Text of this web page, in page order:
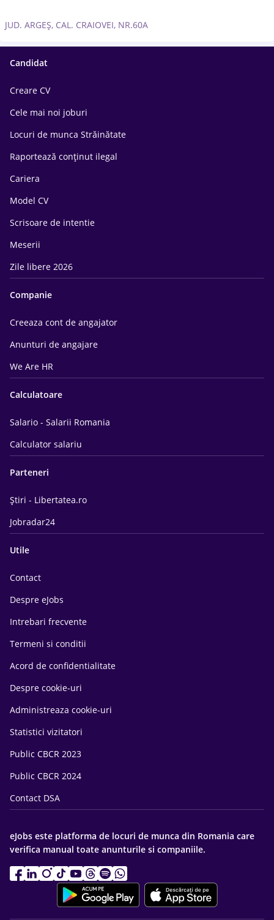
JUD. ARGEȘ, CAL. CRAIOVEI, NR.60A
Candidat
Creare CV
Cele mai noi joburi
Locuri de munca Străinătate
Raportează conținut ilegal
Cariera
Model CV
Scrisoare de intentie
Meserii
Zile libere 2026
Companie
Creeaza cont de angajator
Anunturi de angajare
We Are HR
Calculatoare
Salario - Salarii Romania
Calculator salariu
Parteneri
Știri - Libertatea.ro
Jobradar24
Utile
Contact
Despre eJobs
Intrebari frecvente
Termeni si conditii
Acord de confidentialitate
Despre cookie-uri
Administreaza cookie-uri
Statistici vizitatori
Public CBCR 2023
Public CBCR 2024
Contact DSA
eJobs este platforma de locuri de munca din Romania care
verifica manual toate anunturile si companiile.